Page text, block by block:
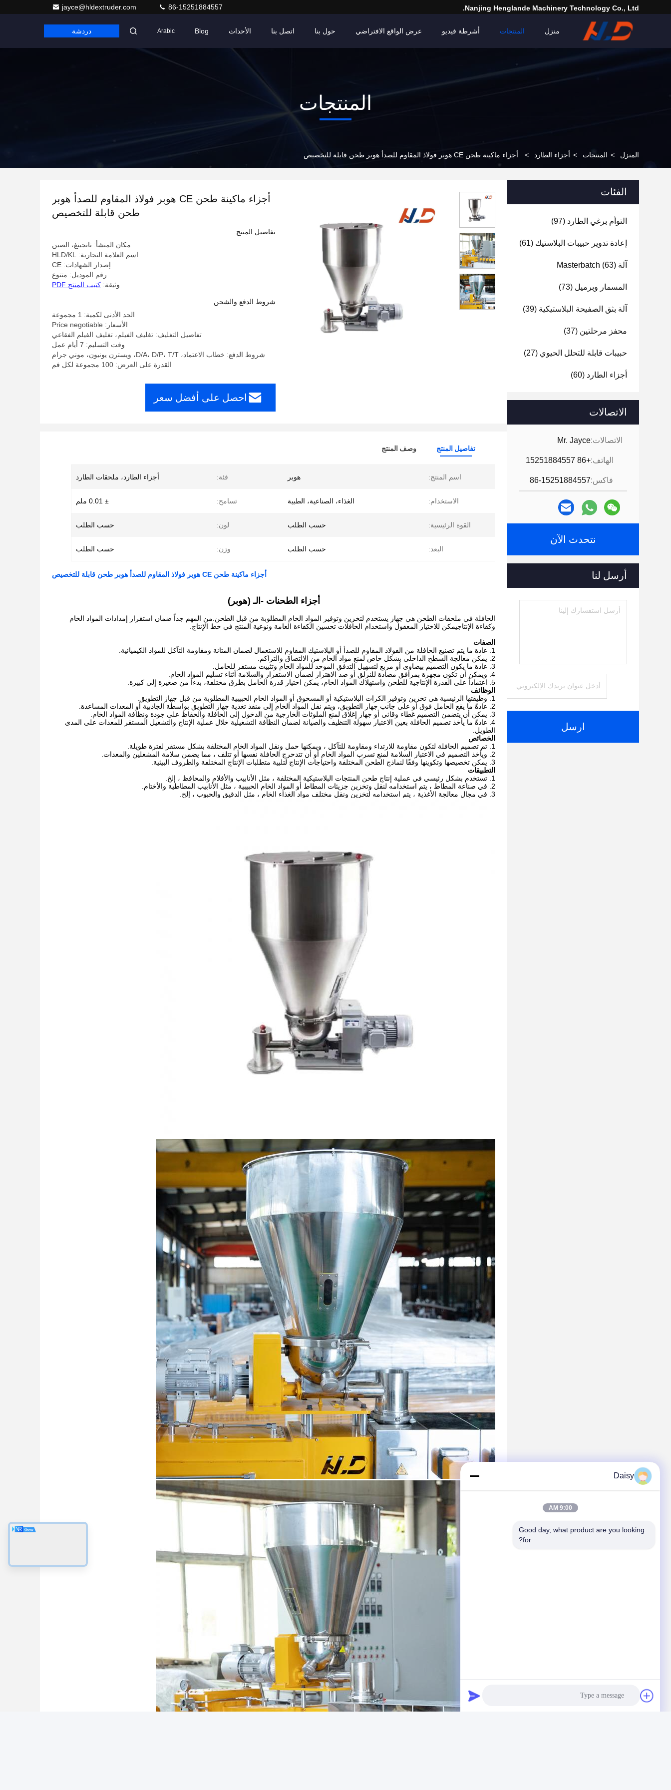
Nanjing Henglande Machinery Technology Co., Ltd.
jayce@hldextruder.com 86-15251884557
منزل المنتجات أشرطة فيديو عرض الواقع الافتراضي حول بنا اتصل بنا الأحداث Blog
Arabic دردشة
المنتجات
المنزل > المنتجات > أجزاء الطارد > أجزاء ماكينة طحن CE هوبر فولاذ المقاوم للصدأ هوبر طحن قابلة للتخصيص
الفئات
التوأم برغي الطارد (97)
إعادة تدوير حبيبات البلاستيك (61)
آلة Masterbatch (63)
المسمار وبرميل (73)
آلة بثق الصفيحة البلاستيكية (39)
محفز مرحلتين (37)
حبيبات قابلة للتحلل الحيوي (27)
أجزاء الطارد (60)
الاتصالات
الاتصالات:Mr. Jayce
الهاتف:+86 15251884557
فاكس:86-15251884557
نتحدث الآن
أرسل لنا
ارسل
أجزاء ماكينة طحن CE هوبر فولاذ المقاوم للصدأ هوبر
طحن قابلة للتخصيص
تفاصيل المنتج
مكان المنشأ: نانجينغ، الصين
اسم العلامة التجارية: HLD/KL
إصدار الشهادات: CE
رقم الموديل: متنوع
وثيقة: كتيب المنتج PDF
شروط الدفع والشحن
الحد الأدنى لكمية: 1 مجموعة
الأسعار: Price negotiable
تفاصيل التغليف: تغليف الفيلم، تغليف الفيلم الفقاعي
وقت التسليم: 7 أيام عمل
شروط الدفع: خطاب الاعتماد، D/A، D/P، T/T، ويسترن يونيون، موني جرام
القدرة على العرض: 100 مجموعة لكل فم
احصل على أفضل سعر
تفاصيل المنتج وصف المنتج
اسم المنتج: هوبر فئة: أجزاء الطارد، ملحقات الطارد
الاستخدام: الغذاء، الصناعية، الطبية تسامح: ± 0.01 ملم
القوة الرئيسية: حسب الطلب لون: حسب الطلب
البعد: حسب الطلب وزن: حسب الطلب
أجزاء ماكينة طحن CE هوبر فولاذ المقاوم للصدأ هوبر طحن قابلة للتخصيص
أجزاء الطحنات - الـ (هوبر)
الحافلة في ملحقات الطحن هي جهاز يستخدم لتخزين وتوفير المواد الخام المطلوبة من قبل الطحن.من المهم جداً ضمان استقرار إمدادات المواد الخام
وكفاءة الإنتاجيمكن للاختيار المعقول واستخدام الحافلات تحسين الكفاءة العامة ونوعية المنتج في خط الإنتاج.
الصفات
عادة ما يتم تصنيع الحافلة من الفولاذ المقاوم للصدأ أو البلاستيك المقاوم للاستعمال لضمان المتانة ومقاومة التآكل للمواد الكيميائية.
يمكن معالجة السطح الداخلي بشكل خاص لمنع مواد الخام من الالتصاق والتراكم.
عادة ما يكون التصميم بيضاوي أو مربع لتسهيل التدفق الموحد للمواد الخام وتثبيت مستقر للحامل.
ويمكن أن تكون مجهزة بمرافق مضادة للنزلق أو ضد الاهتزاز لضمان الاستقرار والسلامة أثناء تسليم المواد الخام.
اعتماداً على القدرة الإنتاجية للطحن واستهلاك المواد الخام، يمكن اختيار قدرة الحامل بطرق مختلفة، بدءاً من صغيرة إلى كبيرة.
الوظائف
وظيفتها الرئيسية هي تخزين وتوفير الكرات البلاستيكية أو المسحوق أو المواد الخام الحبيبية المطلوبة من قبل جهاز التطويق.
عادةً ما يقع الحامل فوق أو على جانب جهاز التطويق، ويتم نقل المواد الخام إلى منفذ تغذية جهاز التطويق بواسطة الجاذبية أو المعدات المساعدة.
يمكن أن يتضمن التصميم غطاء وقائي أو جهاز إغلاق لمنع الملوثات الخارجية من الدخول إلى الحافلة والحفاظ على جودة ونظافة المواد الخام.
عادةً ما يأخذ تصميم الحافلة بعين الاعتبار سهولة التنظيف والصيانة لضمان النظافة التشغيلية خلال عملية الإنتاج والتشغيل المستقر للمعدات على المدى
الطويل.
الخصائص
تم تصميم الحافلة لتكون مقاومة للارتداء ومقاومة للتآكل ، ويمكنها حمل ونقل المواد الخام المختلفة بشكل مستقر لفترة طويلة.
ويأخذ التصميم في الاعتبار السلامة لمنع تسرب المواد الخام أو أن تتدحرج الحافلة نفسها أو تتلف ، مما يضمن سلامة المشغلين والمعدات.
يمكن تخصيصها وتكوينها وفقًا لنماذج الطحن المختلفة واحتياجات الإنتاج لتلبية متطلبات الإنتاج المختلفة والظروف البيئية.
التطبيقات
تستخدم بشكل رئيسي في عملية إنتاج طحن المنتجات البلاستيكية المختلفة ، مثل الأنابيب والأفلام والمحافظ ، إلخ.
في صناعة المطاط ، يتم استخدامه لنقل وتخزين جزيئات المطاط أو المواد الخام الحبيبية ، مثل الأنابيب المطاطية والأختام.
في مجال معالجة الأغذية ، يتم استخدامه لتخزين ونقل مختلف مواد الغذاء الخام ، مثل الدقيق والحبوب ، إلخ.
Daisy
9:00 AM
Good day, what product are you looking
for?